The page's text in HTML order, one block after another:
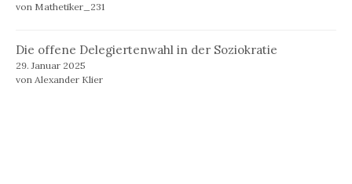
von Mathetiker_231
Die offene Delegiertenwahl in der Soziokratie
29. Januar 2025
von Alexander Klier